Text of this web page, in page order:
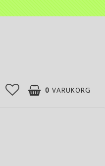
0 VARUKORG